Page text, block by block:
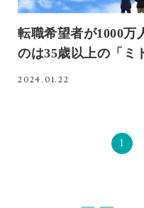
転職希望者が1000万
のは35歳以上の「ミ
2024.01.22
1